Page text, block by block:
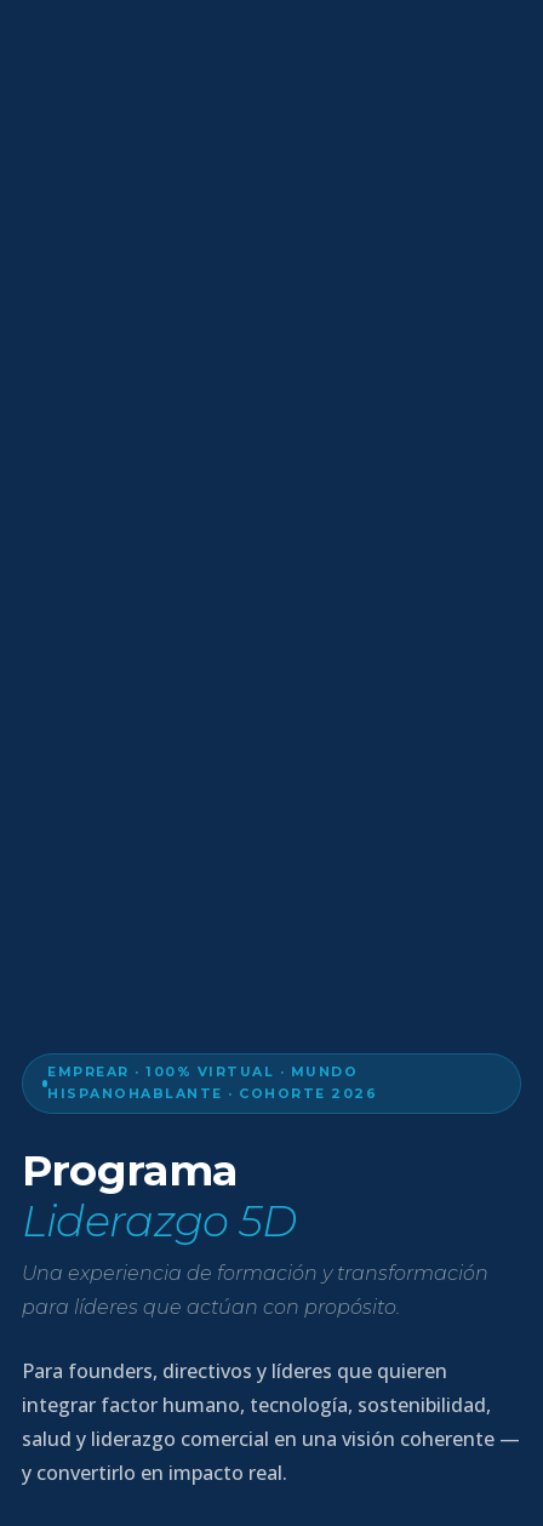
EMPREAR · 100% VIRTUAL · MUNDO
HISPANOHABLANTE · COHORTE 2026
Programa
Liderazgo 5D
Una experiencia de formación y transformación
para líderes que actúan con propósito.
Para founders, directivos y líderes que quieren
integrar factor humano, tecnología, sostenibilidad,
salud y liderazgo comercial en una visión coherente —
y convertirlo en impacto real.